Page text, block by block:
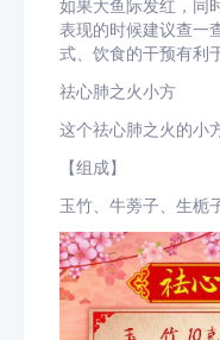
如果大鱼际发红，同
表现的时候建议查一
式、饮食的干预有利
祛心肺之火小方
这个祛心肺之火的小
【组成】
玉竹、牛蒡子、生栀